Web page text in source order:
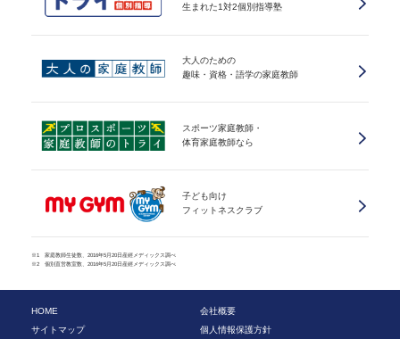
生まれた1対2個別指導塾
大人のための
趣味・資格・語学の家庭教師
スポーツ家庭教師・
体育家庭教師なら
子ども向け
フィットネスクラブ
※1 家庭教師生徒数、2016年5月20日産經メディックス調べ
※2 個別直営教室数、2016年5月20日産經メディックス調べ
HOME
会社概要
サイトマップ
個人情報保護方針